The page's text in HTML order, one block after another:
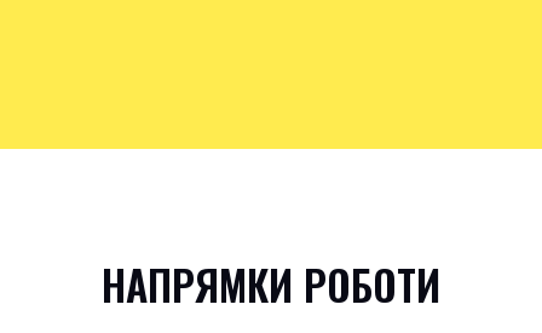
НАПРЯМКИ РОБОТИ